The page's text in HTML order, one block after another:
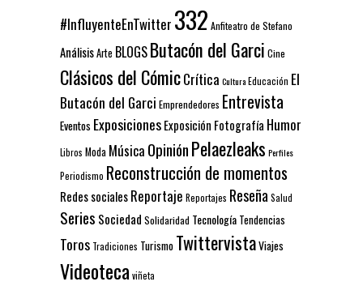
#InfluyenteEnTwitter 332 Anfiteatro de Stefano
AnálisisArte BLOGSButacón del Garci Cine
Clásicos del CómicCrítica CulturaEducación El
Butacón del Garci Emprendedores Entrevista
Eventos ExposicionesExposición Fotografía Humor
Libros Moda Música OpiniónPelaezleaks Perfiles
Periodismo Reconstrucción de momentos
Redes socialesReportaje Reportajes Reseña Salud
Series Sociedad Solidaridad Tecnología Tendencias
Toros Tradiciones Turismo TwittervistaViajes
Videoteca viñeta